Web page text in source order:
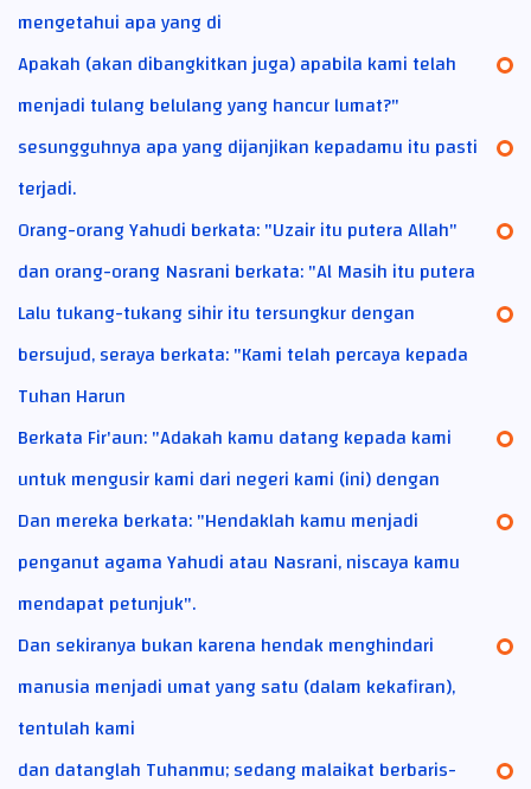
mengetahui apa yang di
Apakah (akan dibangkitkan juga) apabila kami telah
menjadi tulang belulang yang hancur lumat?"
sesungguhnya apa yang dijanjikan kepadamu itu pasti
terjadi.
Orang-orang Yahudi berkata: "Uzair itu putera Allah"
dan orang-orang Nasrani berkata: "Al Masih itu putera
Lalu tukang-tukang sihir itu tersungkur dengan
bersujud, seraya berkata: "Kami telah percaya kepada
Tuhan Harun
Berkata Fir'aun: "Adakah kamu datang kepada kami
untuk mengusir kami dari negeri kami (ini) dengan
Dan mereka berkata: "Hendaklah kamu menjadi
penganut agama Yahudi atau Nasrani, niscaya kamu
mendapat petunjuk".
Dan sekiranya bukan karena hendak menghindari
manusia menjadi umat yang satu (dalam kekafiran),
tentulah kami
dan datanglah Tuhanmu; sedang malaikat berbaris-